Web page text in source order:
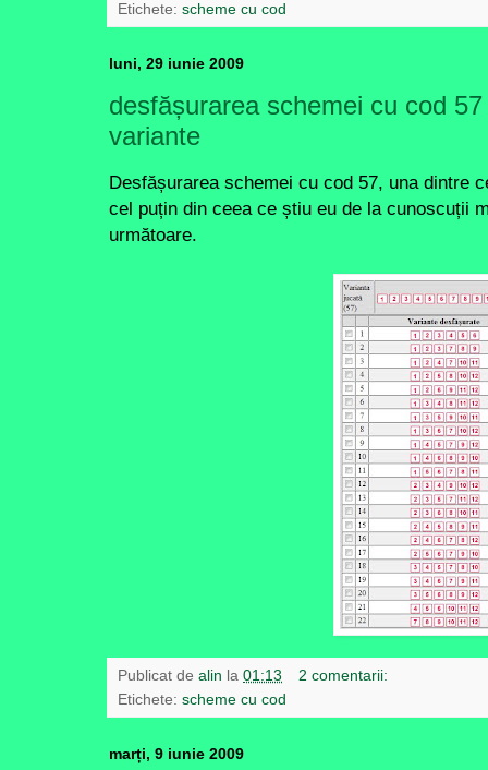
Etichete: scheme cu cod
luni, 29 iunie 2009
desfășurarea schemei cu cod
variante
Desfășurarea schemei cu cod 57, una dintre
cel puțin din ceea ce știu eu de la cunoscuții
următoare.
Publicat de alin la 01:13
2 comentarii:
Etichete: scheme cu cod
marți, 9 iunie 2009